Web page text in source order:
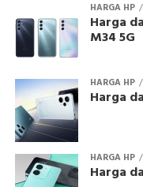
HARGA HP
Harga
M34 5G
HARGA HP
Harga
HARGA HP
Harga